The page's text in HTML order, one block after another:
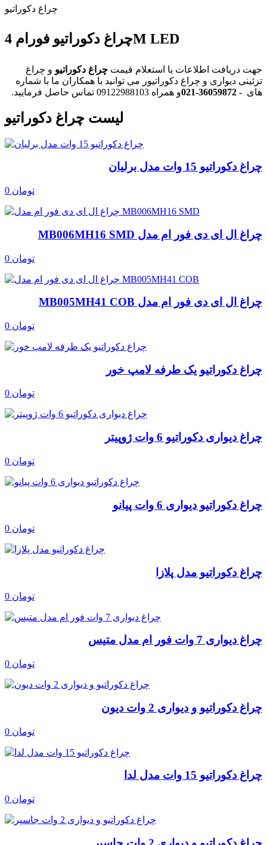
چراغ دکوراتیو
چراغ دکوراتیو فورام 4M LED
جهت دریافت اطلاعات یا استعلام قیمت چراغ دکوراتیو و چراغ
تزئینی دیواری و چراغ دکوراتیور می توانید با همکاران ما با شماره
های 021-36059872 -و همراه 09122988103 تماس حاصل فرمایید.
لیست چراغ دکوراتیو
چراغ دکوراتیو 15 وات مدل برلیان
0 تومان
چراغ ال ای دی فور ام مدل MB006MH16 SMD
0 تومان
چراغ ال ای دی فور ام مدل MB005MH41 COB
0 تومان
چراغ دکوراتیو یک طرفه لامپ خور
0 تومان
چراغ دیواری دکوراتیو 6 وات ژوپیتر
0 تومان
چراغ دکوراتیو دیواری 6 وات پیانو
0 تومان
چراغ دکوراتیو مدل پلازا
0 تومان
چراغ دیواری 7 وات فور ام مدل متیس
0 تومان
چراغ دکوراتیو و دیواری 2 وات دیون
0 تومان
چراغ دکوراتیو 15 وات مدل لدا
0 تومان